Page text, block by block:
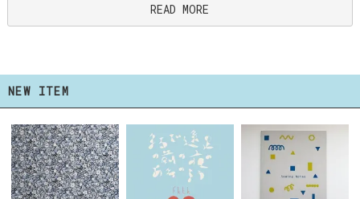
READ MORE
NEW ITEM